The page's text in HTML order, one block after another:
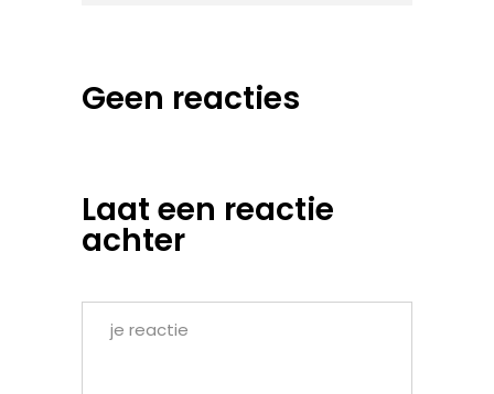
Geen reacties
Laat een reactie
achter